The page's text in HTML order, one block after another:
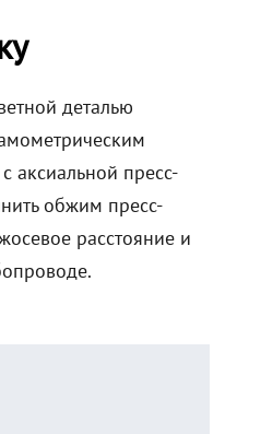
деталью
пресс-
обжим пресс-
расстояние и